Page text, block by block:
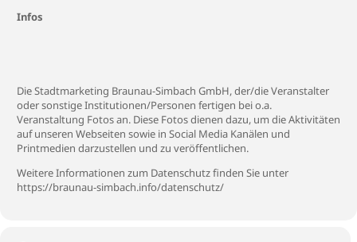
Infos
Die Stadtmarketing Braunau-Simbach GmbH, der/die Veranstalter
oder sonstige Institutionen/Personen fertigen bei o.a.
Veranstaltung Fotos an. Diese Fotos dienen dazu, um die Aktivitäten
auf unseren Webseiten sowie in Social Media Kanälen und
Printmedien darzustellen und zu veröffentlichen.
Weitere Informationen zum Datenschutz finden Sie unter
https://braunau-simbach.info/datenschutz/